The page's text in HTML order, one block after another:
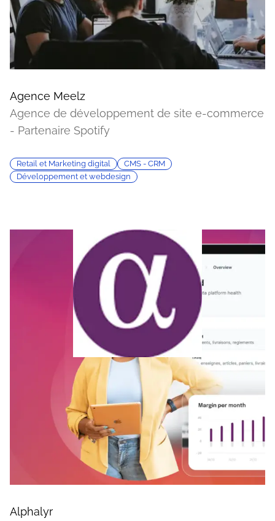
Agence Meelz
Agence de développement de site e-commerce
- Partenaire Spotify
Retail et Marketing digital
CMS - CRM
Développement et webdesign
Alphalyr